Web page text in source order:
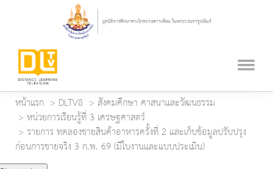
หน้าแรก DLTV8
สังคมศึกษา ศาสนาและวัฒนธรรม
หน่วยการเรียนรู้ที่ 3 เศรษฐศาสตร์
รายการ ทดลองขายสินค้าอาหารครั้งที่ 2 และเก็บข้อมูลปรับปรุง
ก่อนการขายจริง 3 ก.พ. 69 (มีใบงานและแบบประเมิน)